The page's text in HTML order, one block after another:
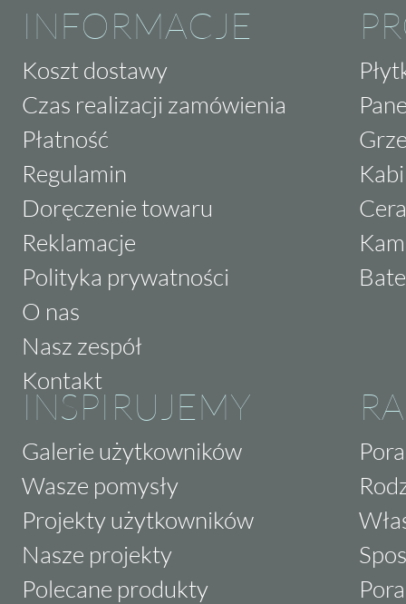
INFORMACJE
Koszt dostawy
Czas realizacji zamówienia
Płatność
Regulamin
Doręczenie towaru
Reklamacje
Polityka prywatności
O nas
Nasz zespół
Kontakt
INSPIRUJEMY
Galerie użytkowników
Wasze pomysły
Projekty użytkowników
Nasze projekty
Polecane produkty